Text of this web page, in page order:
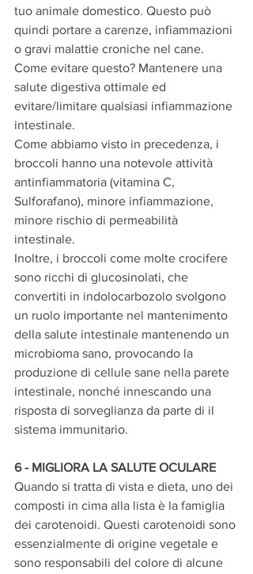
tuo animale domestico. Questo può
quindi portare a carenze, infiammazioni
o gravi malattie croniche nel cane.
Come evitare questo? Mantenere una
salute digestiva ottimale ed
evitare/limitare qualsiasi infiammazione
intestinale.
Come abbiamo visto in precedenza, i
broccoli hanno una notevole attività
antinfiammatoria (vitamina C,
Sulforafano), minore infiammazione,
minore rischio di permeabilità
intestinale.
Inoltre, i broccoli come molte crocifere
sono ricchi di glucosinolati, che
convertiti in indolocarbozolo svolgono
un ruolo importante nel mantenimento
della salute intestinale mantenendo un
microbioma sano, provocando la
produzione di cellule sane nella parete
intestinale, nonché innescando una
risposta di sorveglianza da parte di il
sistema immunitario.
6 - MIGLIORA LA SALUTE OCULARE
Quando si tratta di vista e dieta, uno dei
composti in cima alla lista è la famiglia
dei carotenoidi. Questi carotenoidi sono
essenzialmente di origine vegetale e
sono responsabili del colore di alcune